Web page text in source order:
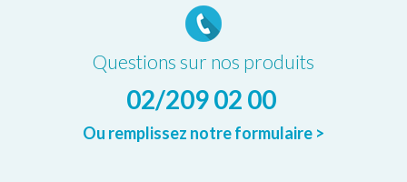
Questions sur nos produits
02/209 02 00
Ou remplissez notre formulaire >